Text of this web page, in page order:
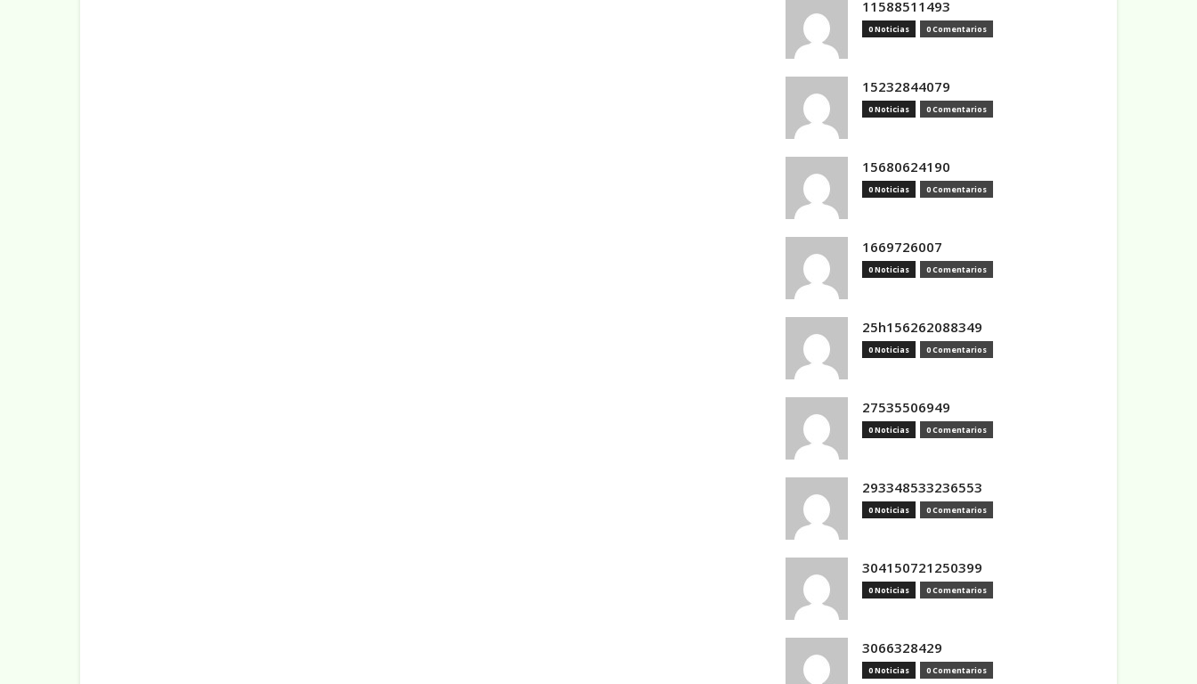
11588511493
0 Noticias 0 Comentarios
15232844079
0 Noticias 0 Comentarios
15680624190
0 Noticias 0 Comentarios
1669726007
0 Noticias 0 Comentarios
25h156262088349
0 Noticias 0 Comentarios
27535506949
0 Noticias 0 Comentarios
293348533236553
0 Noticias 0 Comentarios
304150721250399
0 Noticias 0 Comentarios
3066328429
0 Noticias 0 Comentarios